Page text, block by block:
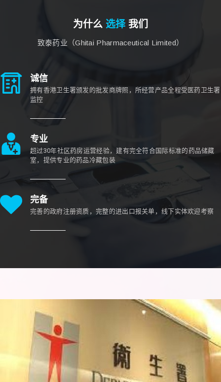
为什么 选择我们
致泰药业（Ghitai Pharmaceutical Limited）
诚信
拥有香港卫生署颁发的批发商牌照，所经营产品全程受医药卫生署
监控
专业
超过30年社区药房运营经验，建有完全符合国际标准的药品储藏
室，提供专业的药品冷藏包装
完备
完善的政府注册资质，完整的进出口报关单，线下实体欢迎考察